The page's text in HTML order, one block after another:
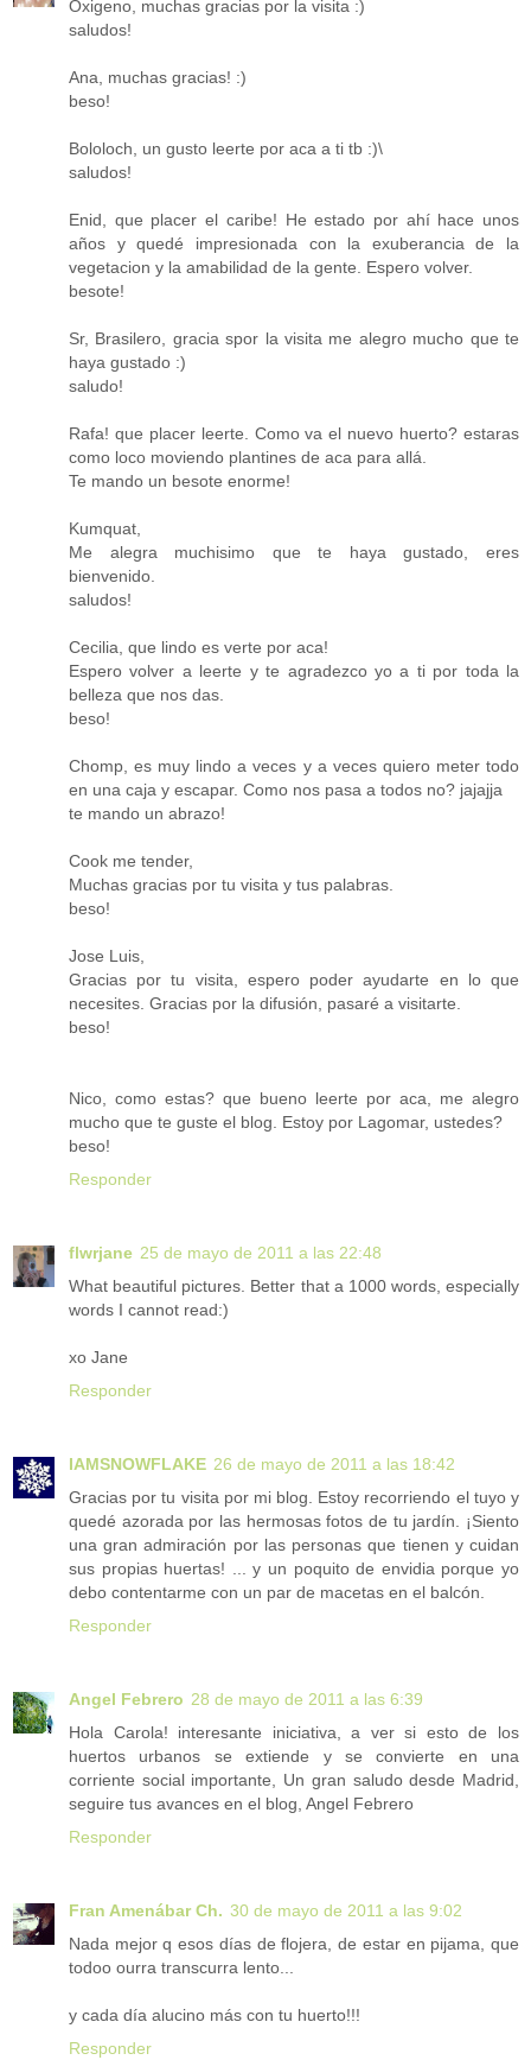
Oxigeno, muchas gracias por la visita :)
saludos!
Ana, muchas gracias! :)
beso!
Bololoch, un gusto leerte por aca a ti tb :)\
saludos!
Enid, que placer el caribe! He estado por ahí hace unos
años y quedé impresionada con la exuberancia de la
vegetacion y la amabilidad de la gente. Espero volver.
besote!
Sr, Brasilero, gracia spor la visita me alegro mucho que te
haya gustado :)
saludo!
Rafa! que placer leerte. Como va el nuevo huerto? estaras
como loco moviendo plantines de aca para allá.
Te mando un besote enorme!
Kumquat,
Me alegra muchisimo que te haya gustado, eres
bienvenido.
saludos!
Cecilia, que lindo es verte por aca!
Espero volver a leerte y te agradezco yo a ti por toda la
belleza que nos das.
beso!
Chomp, es muy lindo a veces y a veces quiero meter todo
en una caja y escapar. Como nos pasa a todos no? jajajja
te mando un abrazo!
Cook me tender,
Muchas gracias por tu visita y tus palabras.
beso!
Jose Luis,
Gracias por tu visita, espero poder ayudarte en lo que
necesites. Gracias por la difusión, pasaré a visitarte.
beso!
Nico, como estas? que bueno leerte por aca, me alegro
mucho que te guste el blog. Estoy por Lagomar, ustedes?
beso!
Responder
flwrjane 25 de mayo de 2011 a las 22:48
What beautiful pictures. Better that a 1000 words, especially
words I cannot read:)
xo Jane
Responder
IAMSNOWFLAKE 26 de mayo de 2011 a las 18:42
Gracias por tu visita por mi blog. Estoy recorriendo el tuyo y
quedé azorada por las hermosas fotos de tu jardín. ¡Siento
una gran admiración por las personas que tienen y cuidan
sus propias huertas! ... y un poquito de envidia porque yo
debo contentarme con un par de macetas en el balcón.
Responder
Angel Febrero 28 de mayo de 2011 a las 6:39
Hola Carola! interesante iniciativa, a ver si esto de los
huertos urbanos se extiende y se convierte en una
corriente social importante, Un gran saludo desde Madrid,
seguire tus avances en el blog, Angel Febrero
Responder
Fran Amenábar Ch. 30 de mayo de 2011 a las 9:02
Nada mejor q esos días de flojera, de estar en pijama, que
todoo ourra transcurra lento...
y cada día alucino más con tu huerto!!!
Responder